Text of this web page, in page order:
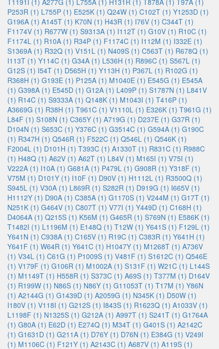
T1191I (1) A277G (1) L755A (1) H131R (1) T878A (1) T97A (1)
P253R (1) L755P (1) E525K (1) Q24W (1) C102T (1) Y1253D (1)
G196A (1) A145T (1) K70N (1) H43R (1) I76V (1) C344T (1)
F1174V (1) R677W (1) S9313A (1) I112T (1) G10V (1) R10C (1)
F1174L (1) R10A (1) R34P (1) F1174C (1) I112M (1) I332E (1)
S1369A (1) R32Q (1) V151L (1) N409S (1) C563T (1) R678Q (1)
I113T (1) Y114C (1) G34A (1) L536H (1) R896C (1) S567L (1)
G12S (1) I54T (1) D565H (1) Y113H (1) P367L (1) R102G (1)
R368H (1) G193E (1) P125A (1) M1040E (1) E545G (1) E545A
(1) G398A (1) E545D (1) G12A (1) L409P (1) S1787N (1) L841V
(1) R14C (1) S9333A (1) Q148K (1) M1043I (1) T416P (1)
A3669G (1) R38H (1) T961C (1) V1110L (1) E326K (1) T961G (1)
L84F (1) S108N (1) C365Y (1) A719G (1) D237E (1) G37R (1)
D104N (1) S653C (1) Y376C (1) G3514C (1) G594A (1) G190C
(1) R347H (1) Q546R (1) F522C (1) Q546L (1) Q546K (1)
F2004L (1) D101H (1) T393C (1) A1330T (1) R831C (1) R988C
(1) H48Q (1) A62V (1) A62T (1) L84V (1) M165I (1) V75I (1)
V222A (1) I10A (1) G681A (1) P479L (1) G908R (1) Y318F (1)
V75M (1) D101Y (1) I10F (1) D90V (1) H1112L (1) R3500Q (1)
S945L (1) V30A (1) L869R (1) S282R (1) D919G (1) I665V (1)
H1112Y (1) D90A (1) C385A (1) G1170S (1) V244M (1) G17T (1)
N251K (1) G464V (1) C807T (1) V77I (1) Y449D (1) C168H (1)
D4064A (1) Q215S (1) K56M (1) G465R (1) S769N (1) E586K (1)
T1482I (1) L1196M (1) E148Q (1) T12W (1) Y641S (1) F129L (1)
Y641N (1) C938A (1) C165V (1) R19C (1) C383R (1) Y641H (1)
Y641F (1) W64R (1) Y641C (1) H1047Y (1) M1268T (1) A736V
(1) V34L (1) C61G (1) P1009S (1) V481F (1) S1612C (1) Q546E
(1) V179F (1) G106R (1) M1002A (1) S131F (1) W21C (1) L144S
(1) M1149T (1) H558R (1) S373C (1) A69S (1) T377M (1) D164V
(1) R199W (1) N86S (1) N86Y (1) G11053T (1) T17M (1) Y86N
(1) A2144G (1) G1439D (1) A2059G (1) N345K (1) D50W (1)
I180V (1) V118I (1) G212S (1) I843S (1) R1623Q (1) A1033V (1)
L1198F (1) N1325S (1) G212A (1) A997T (1) S241T (1) G1764A
(1) G80A (1) E62D (1) E274Q (1) M34T (1) G401S (1) A2142C
(1) G1631D (1) G211A (1) D76Y (1) D76N (1) E384G (1) V249I
(1) M1106C (1) F121Y (1) A2143C (1) A687V (1) A119S (1)